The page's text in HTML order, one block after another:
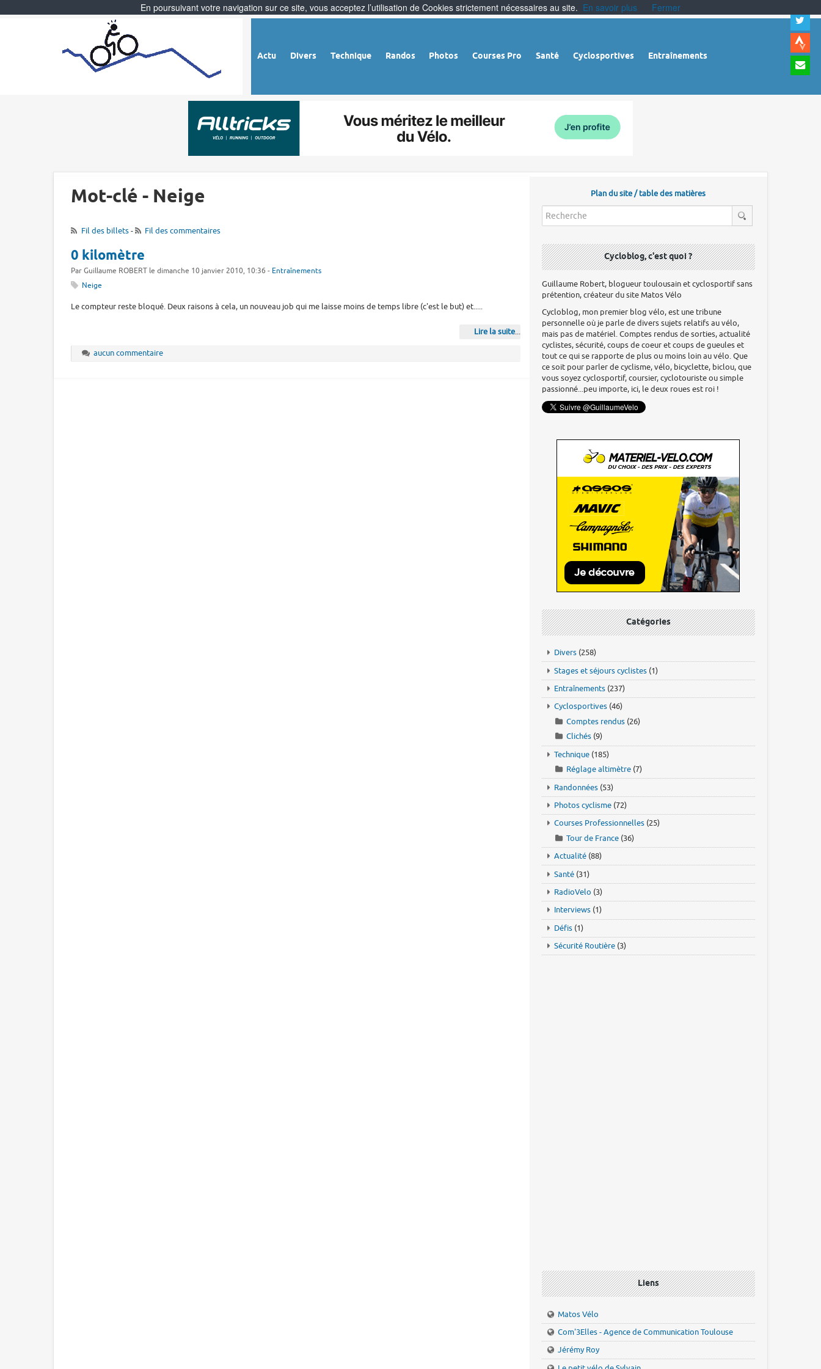
Actu Divers Technique Randos Photos Courses Pro Santé Cyclosportives Entraînements
à
Mot-clé - Neige
Fil des billets- Fil des commentaires
0 kilomètre
Par Guillaume ROBERT le dimanche 10 janvier 2010, 10:36 - Entraînements
Neige
Le compteur reste bloqué. Deux raisons à cela, un nouveau job qui me laisse moins de temps libre (c'est le but) et.....
Lire la suite...
aucun commentaire
Plan du site / table des matières
Cycloblog, c'est quoi ?
Guillaume Robert, blogueur toulousain et cyclosportif sans
prétention, créateur du site Matos Vélo
Cycloblog, mon premier blog vélo, est une tribune
personnelle où je parle de divers sujets relatifs au vélo,
mais pas de matériel. Comptes rendus de sorties, actualité
cyclistes, sécurité, coups de coeur et coups de gueules et
tout ce qui se rapporte de plus ou moins loin au vélo. Que
ce soit pour parler de cyclisme, vélo, bicyclette, biclou, que
vous soyez cyclosportif, coursier, cyclotouriste ou simple
passionné...peu importe, ici, le deux roues est roi !
Catégories
Divers (258)
Stages et séjours cyclistes (1)
Entraînements (237)
Cyclosportives (46)
Comptes rendus (26)
Clichés (9)
Technique (185)
Réglage altimètre (7)
Randonnées (53)
Photos cyclisme (72)
Courses Professionnelles (25)
Tour de France (36)
Actualité (88)
Santé (31)
RadioVelo (3)
Interviews (1)
Défis (1)
Sécurité Routière (3)
Liens
Matos Vélo
Com'3Elles - Agence de Communication Toulouse
Jérémy Roy
En poursuivant votre navigation sur ce site, vous acceptez l’utilisation de Cookies strictement nécessaires au site. En savoir plus Fermer